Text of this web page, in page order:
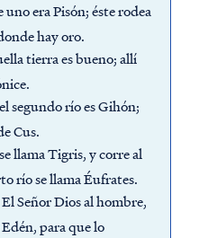
era Pisón; éste rodea
hay oro.
tierra es bueno; allí
segundo río es Gihón;
Cus.
llama Tigris, y corre al
río se llama Éufrates.
Señor Dios al hombre,
para que lo